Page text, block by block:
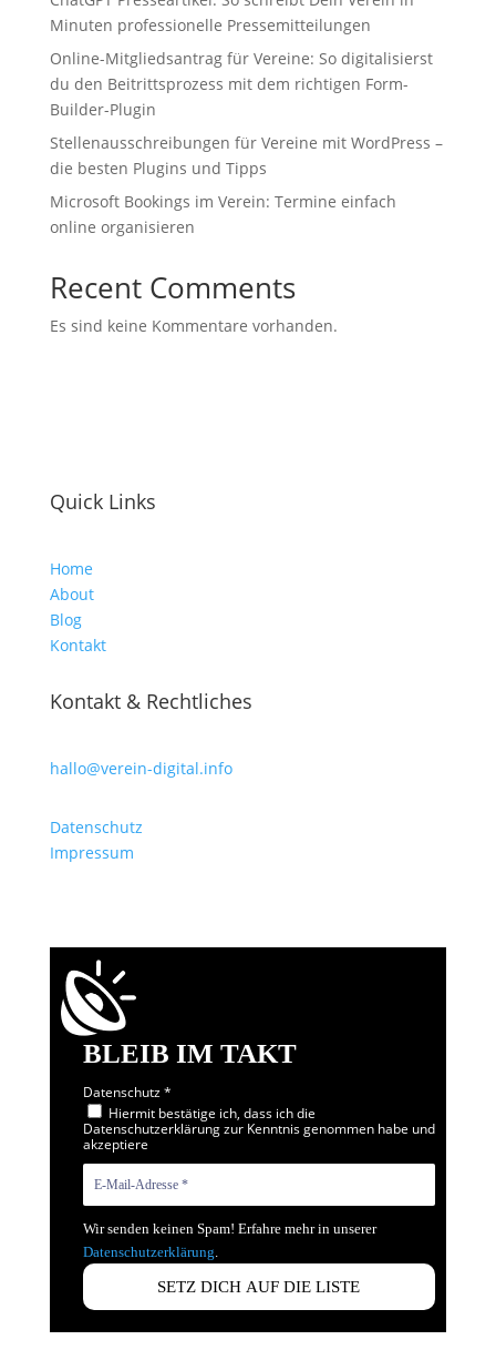
Minuten professionelle Pressemitteilungen
Online-Mitgliedsantrag für Vereine: So digitalisierst
du den Beitrittsprozess mit dem richtigen Form-
Builder-Plugin
Stellenausschreibungen für Vereine mit WordPress –
die besten Plugins und Tipps
Microsoft Bookings im Verein: Termine einfach
online organisieren
Recent Comments
Es sind keine Kommentare vorhanden.
Quick Links
Home
About
Blog
Kontakt
Kontakt & Rechtliches
hallo@verein-digital.info
Datenschutz
Impressum
BLEIB IM TAKT
Datenschutz*
Hiermit bestätige ich, dass ich die
Datenschutzerklärung zur Kenntnis genommen habe und
akzeptiere
Wir senden keinen Spam! Erfahre mehr in unserer
Datenschutzerklärung.